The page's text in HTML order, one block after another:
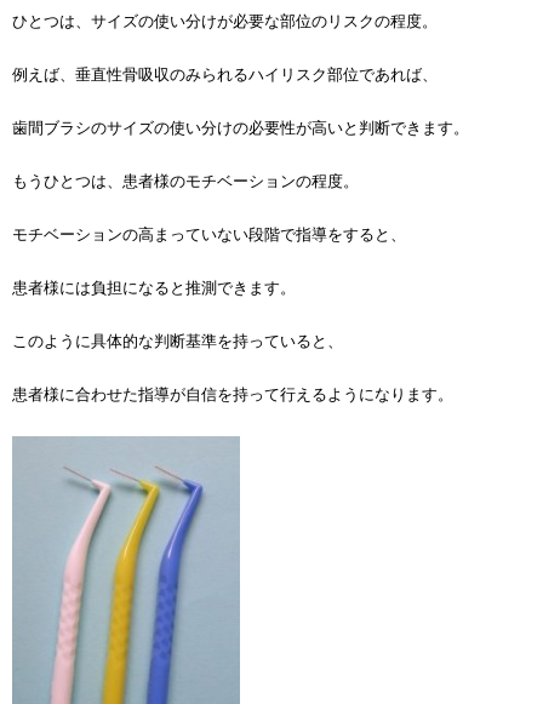
ひとつは、サイズの使い分けが必要な部位のリスクの程度。
例えば、垂直性骨吸収のみられるハイリスク部位であれば、
歯間ブラシのサイズの使い分けの必要性が高いと判断できます。
もうひとつは、患者様のモチベーションの程度。
モチベーションの高まっていない段階で指導をすると、
患者様には負担になると推測できます。
このように具体的な判断基準を持っていると、
患者様に合わせた指導が自信を持って行えるようになります。